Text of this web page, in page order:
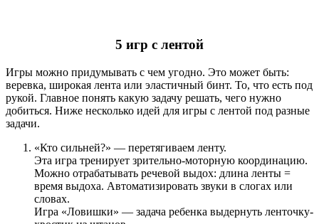
5 игр с лентой
Игры можно придумывать с чем угодно. Это может быть:
веревка, широкая лента или эластичный бинт. То, что есть под
рукой. Главное понять какую задачу решать, чего нужно
добиться. Ниже несколько идей для игры с лентой под разные
задачи.
«Кто сильней?» — перетягиваем ленту.
Эта игра тренирует зрительно-моторную координацию.
Можно отрабатывать речевой выдох: длина ленты =
время выдоха. Автоматизировать звуки в слогах или
словах.
Игра «Ловишки» — задача ребенка выдернуть ленточку-